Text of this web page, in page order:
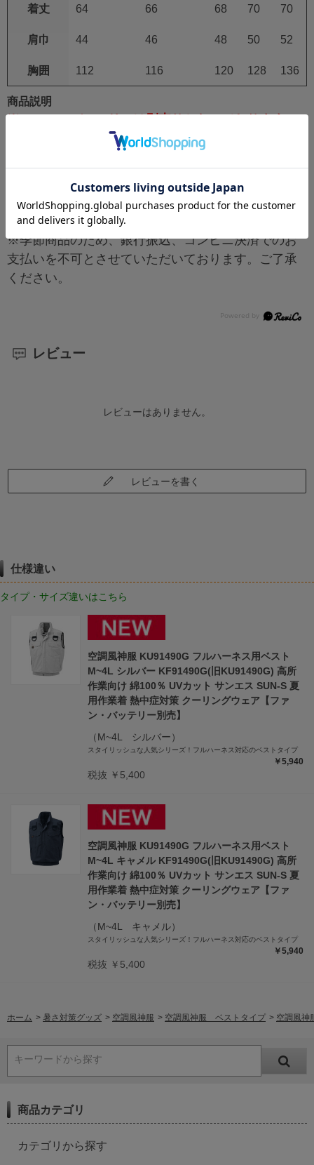
着丈 64 66 68 70 70
肩巾 44 46 48 50 52
胸囲 112 116 120 128 136
商品説明
※ファン・バッテリーは別売りとなっております。
送り先が個人宅の場合、別途送料1,500円（税込）発
めご注文タイミングにより欠品、販売終了となる場
合がございます。予めご了承ください。
※季節商品のため、銀行振込、コンビニ決済でのお
支払いを不可とさせていただいております。ご了承
ください。
レビュー
レビューはありません。
レビューを書く
仕様違い
タイプ・サイズ違いはこちら
空調風神服 KU91490G フルハーネス用ベスト
M~4L シルバー KF91490G(旧KU91490G) 高所
作業向け 綿100％ UVカット サンエス SUN-S 夏
用作業着 熱中症対策 クーリングウェア【ファ
ン・バッテリー別売】
（M~4L シルバー）
スタイリッシュな人気シリーズ！フルハーネス対応のベストタイプ
￥5,940
税抜 ￥5,400
空調風神服 KU91490G フルハーネス用ベスト
M~4L キャメル KF91490G(旧KU91490G) 高所
作業向け 綿100％ UVカット サンエス SUN-S 夏
用作業着 熱中症対策 クーリングウェア【ファ
ン・バッテリー別売】
（M~4L キャメル）
スタイリッシュな人気シリーズ！フルハーネス対応のベストタイプ
￥5,940
税抜 ￥5,400
ホーム > 暑さ対策グッズ > 空調風神服 > 空調風神服 ベストタイプ > 空調風神
キーワードから探す
商品カテゴリ
カテゴリから探す